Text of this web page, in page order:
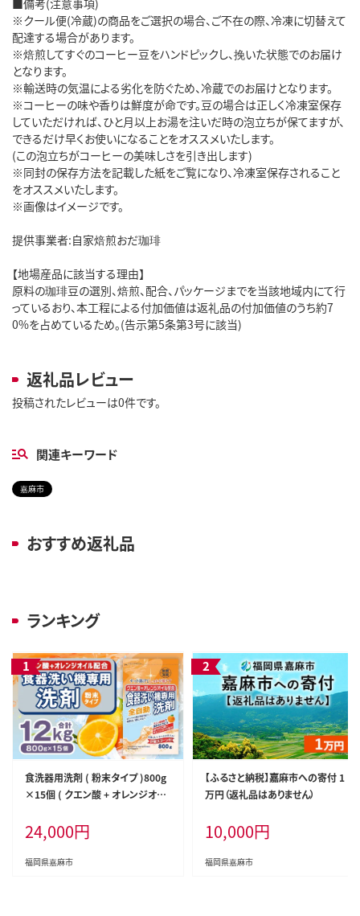
※クール便(冷蔵)の商品をご選択の場合、ご不在の際、冷凍に切替えて
配達する場合があります。
※焙煎してすぐのコーヒー豆をハンドピックし、挽いた状態でのお届け
となります。
※輸送時の気温による劣化を防ぐため、冷蔵でのお届けとなります。
※コーヒーの味や香りは鮮度が命です。豆の場合は正しく冷凍室保存
していただければ、ひと月以上お湯を注いだ時の泡立ちが保てますが、
できるだけ早くお使いになることをオススメいたします。
(この泡立ちがコーヒーの美味しさを引き出します)
※同封の保存方法を記載した紙をご覧になり、冷凍室保存されること
をオススメいたします。
※画像はイメージです。
提供事業者:自家焙煎おだ珈琲
【地場産品に該当する理由】
原料の珈琲豆の選別、焙煎、配合、パッケージまでを当該地域内にて行
っているおり、本工程による付加価値は返礼品の付加価値のうち約7
0%を占めているため。(告示第5条第3号に該当)
返礼品レビュー
投稿されたレビューは0件です。
関連キーワード
嘉麻市
おすすめ返礼品
ランキング
食洗器用洗剤 ( 粉末タイプ )800g
×15個 ( クエン酸 + オレンジオイ
24,000円
福岡県嘉麻市
【ふるさと納税】嘉麻市への寄付 1
万円（返礼品はありません）
10,000円
福岡県嘉麻市